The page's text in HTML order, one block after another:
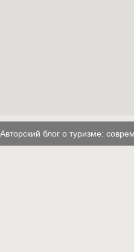
Авторский блог о туризме: